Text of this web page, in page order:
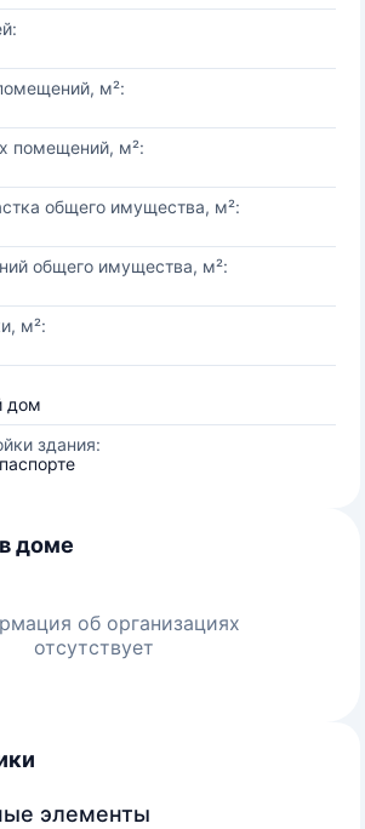
м²:
помещений, м²:
общего имущества, м²:
общего имущества, м²:
м²:
дом
здания:
доме
об организациях
отсутствует
элементы